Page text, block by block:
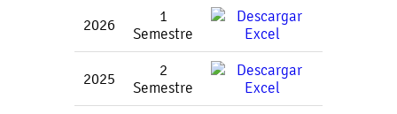
2026
1
Semestre
2025
2
Semestre